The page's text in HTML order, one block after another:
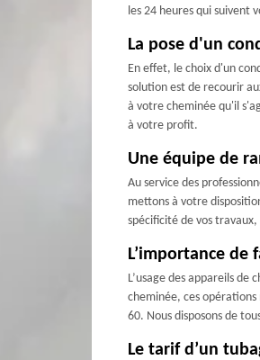
les 24 heures qui suivent
La pose d'un
En effet, le choix d'un
solution est de recourir
à votre cheminée qu'il
à votre profit.
Une équipe de
Au service des
mettons à votre
spécificité de vos
L’importance
L’usage des appareils
cheminée, ces
60. Nous disposons de
Le tarif d’un